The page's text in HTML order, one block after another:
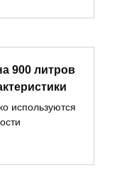
900 литров
используются